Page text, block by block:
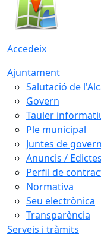
Accedeix
Ajuntament
Salutació de
Govern
Tauler
Ple municipal
Juntes de govern
Anuncis / Edictes
Perfil de
Normativa
Seu electrònica
Transparència
Serveis i tràmits